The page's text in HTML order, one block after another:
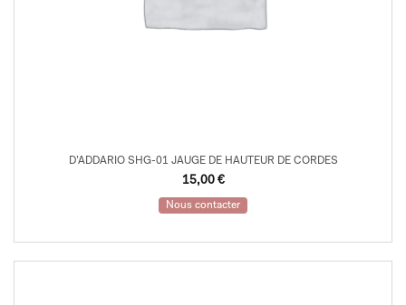
D’ADDARIO SHG-01 JAUGE DE HAUTEUR DE CORDES
15,00 €
Nous contacter